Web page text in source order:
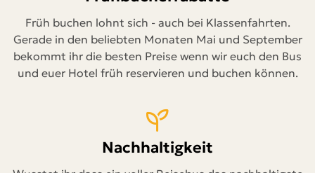
Früh buchen lohnt sich - auch bei Klassenfahrten.
Gerade in den beliebten Monaten Mai und September
bekommt ihr die besten Preise wenn wir euch den Bus
und euer Hotel früh reservieren und buchen können.
Nachhaltigkeit